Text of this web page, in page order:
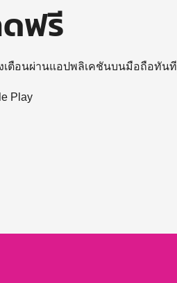
ฟรี
เตือนผ่านแอปพลิเคชันบนมือถือทันที
Play